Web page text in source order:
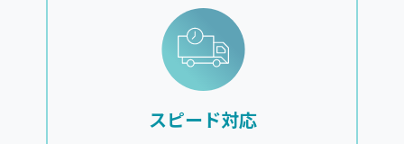
スピード対応